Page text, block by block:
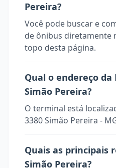
Pereira?
Você pode buscar e
de ônibus diretamente
topo desta página.
Qual o endereço da
Simão Pereira?
O terminal está
3380 Simão Pereira -
Quais as principais
Simão Pereira?